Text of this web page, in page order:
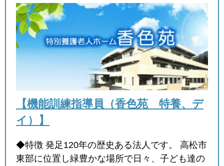
【機能訓練指導員（香色苑 特養、デ
イ）】
◆特徴 発足120年の歴史ある法人です。 高松市
東部に位置し緑豊かな場所で日々、子ども達の